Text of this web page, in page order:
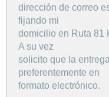
dirección de correo
fijando mi
domicilio en Ruta 81
A su vez
solicito que la
preferentemente en
formato electrónico.